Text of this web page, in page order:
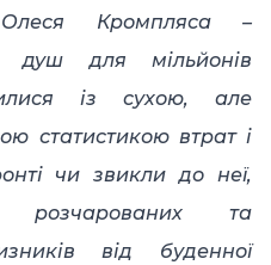
Олеся Кромпляса –
душ для мільйонів
із сухою, але
статистикою втрат і
чи звикли до неї,
розчарованих та
від буденної